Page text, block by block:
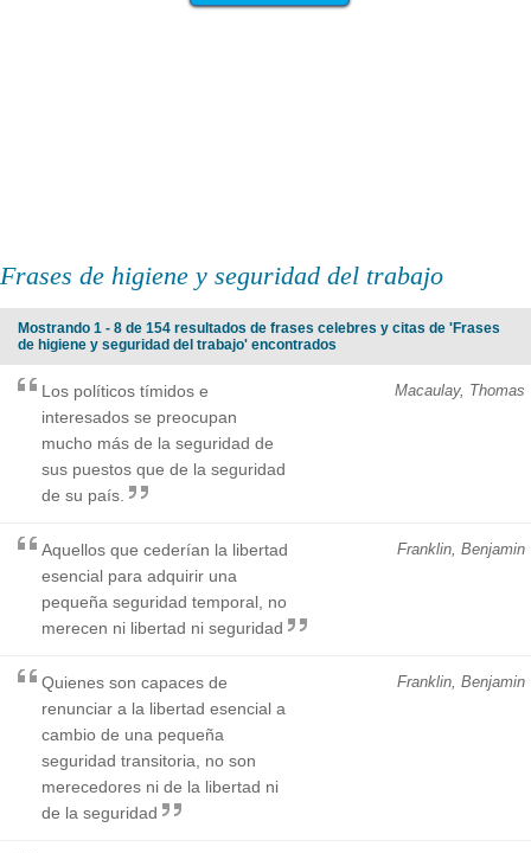
Frases de higiene y seguridad del trabajo
Mostrando 1 - 8 de 154 resultados de frases celebres y citas de 'Frases
de higiene y seguridad del trabajo' encontrados
Macaulay, Thomas
Los políticos tímidos e
interesados se preocupan
mucho más de la seguridad de
sus puestos que de la seguridad
de su país.
Franklin, Benjamin
Aquellos que cederían la libertad
esencial para adquirir una
pequeña seguridad temporal, no
merecen ni libertad ni seguridad
Franklin, Benjamin
Quienes son capaces de
renunciar a la libertad esencial a
cambio de una pequeña
seguridad transitoria, no son
merecedores ni de la libertad ni
de la seguridad